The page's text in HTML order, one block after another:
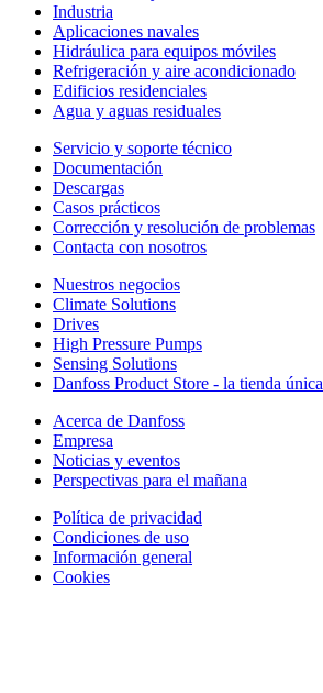
Industria
Aplicaciones navales
Hidráulica para equipos móviles
Refrigeración y aire acondicionado
Edificios residenciales
Agua y aguas residuales
Servicio y soporte técnico
Documentación
Descargas
Casos prácticos
Corrección y resolución de problemas
Contacta con nosotros
Nuestros negocios
Climate Solutions
Drives
High Pressure Pumps
Sensing Solutions
Danfoss Product Store - la tienda única
Acerca de Danfoss
Empresa
Noticias y eventos
Perspectivas para el mañana
Política de privacidad
Condiciones de uso
Información general
Cookies